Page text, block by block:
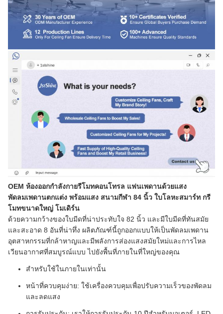
OEM ห้องออกกําลังกายรีโมทคอนโทรล แฟนเพดานด้วยแสง
พัดลมเพดานตกแต่ง พร้อมแสง สนามกีฬา 84 นิ้ว ใบโลหะสมาร์ท กรี
โมทขนาดใหญ่ โมเดิร์น
ด้วยความกว้างของใบมีดที่น่าประทับใจ 82 นิ้ว และมีใบมีดที่ทันสมัย
และสะอาด 8 อันที่น่าทึ่ง ผลิตภัณฑ์นี้ถูกออกแบบให้เป็นพัดลมเพดาน
อุตสาหกรรมที่กล้าหาญและมีพลังการส่องแสงสมัยใหม่และการไหล
เวียนอากาศที่สมบูรณ์แบบ ไปยังพื้นที่ภายในที่ใหญ่ของคุณ
สําหรับใช้ในภายในเท่านั้น
หน้าที่ควบคุมง่าย: ใช้เครื่องควบคุมเพื่อปรับความเร็วของพัดลม
และลดแสง